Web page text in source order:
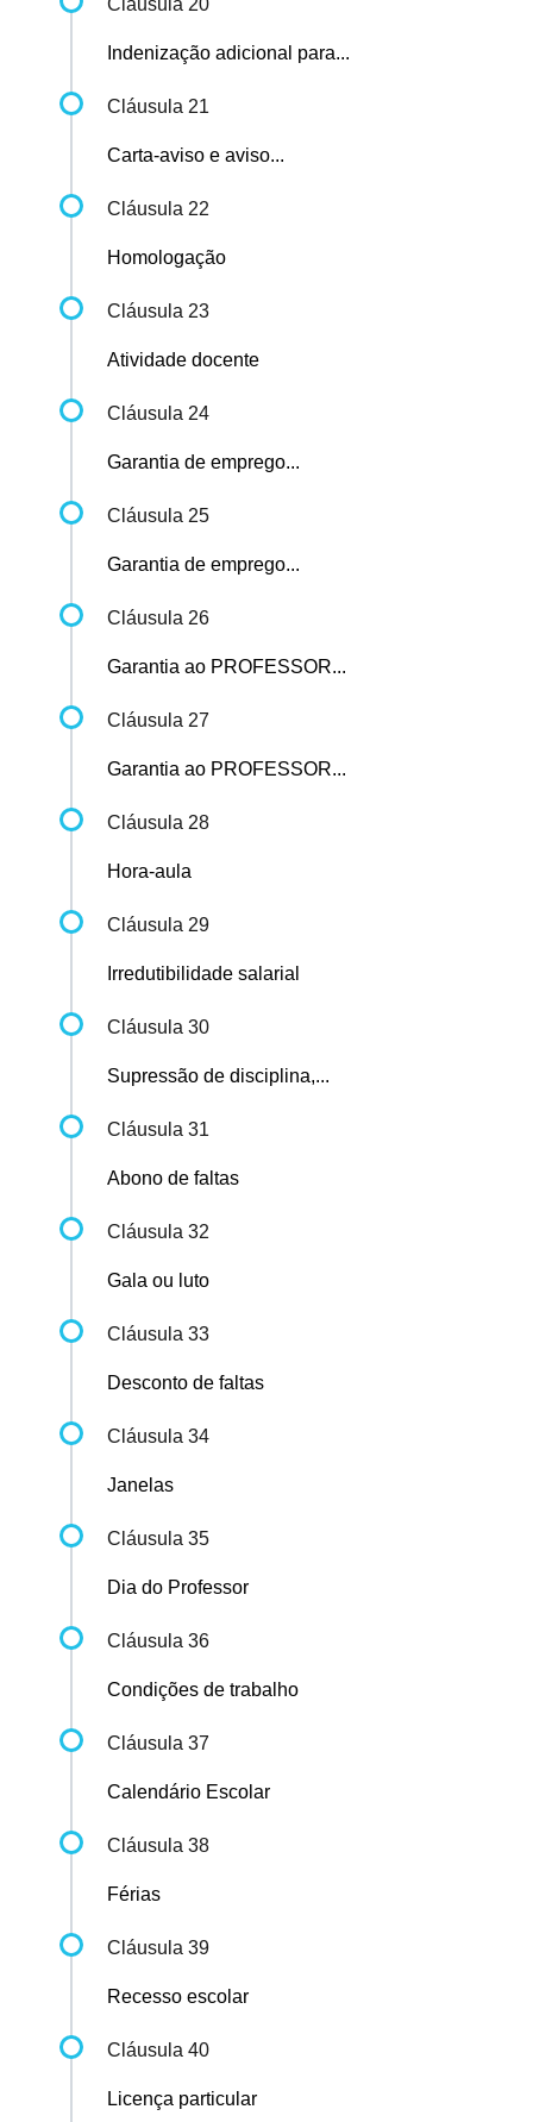
Cláusula 20
Indenização adicional para...
Cláusula 21
Carta-aviso e aviso...
Cláusula 22
Homologação
Cláusula 23
Atividade docente
Cláusula 24
Garantia de emprego...
Cláusula 25
Garantia de emprego...
Cláusula 26
Garantia ao PROFESSOR...
Cláusula 27
Garantia ao PROFESSOR...
Cláusula 28
Hora-aula
Cláusula 29
Irredutibilidade salarial
Cláusula 30
Supressão de disciplina,...
Cláusula 31
Abono de faltas
Cláusula 32
Gala ou luto
Cláusula 33
Desconto de faltas
Cláusula 34
Janelas
Cláusula 35
Dia do Professor
Cláusula 36
Condições de trabalho
Cláusula 37
Calendário Escolar
Cláusula 38
Férias
Cláusula 39
Recesso escolar
Cláusula 40
Licença particular